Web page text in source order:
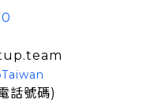
話號碼)